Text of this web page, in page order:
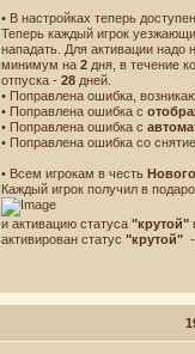
• В настройках теперь доступен
Теперь каждый игрок
нападать. Для активации
минимум на 2 дня, в течение
отпуска - 28 дней.
• Поправлена ошибка,
• Поправлена ошибка с
• Поправлена ошибка с
• Поправлена ошибка со
• Всем игрокам в честь
Каждый игрок получил в
и активацию статуса "крутой"
активирован статус "крутой"